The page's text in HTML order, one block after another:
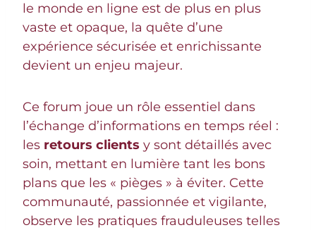
le monde en ligne est de plus en plus
vaste et opaque, la quête d’une
expérience sécurisée et enrichissante
devient un enjeu majeur.
Ce forum joue un rôle essentiel dans
l’échange d’informations en temps réel :
les retours clients y sont détaillés avec
soin, mettant en lumière tant les bons
plans que les « pièges » à éviter. Cette
communauté, passionnée et vigilante,
observe les pratiques frauduleuses telles